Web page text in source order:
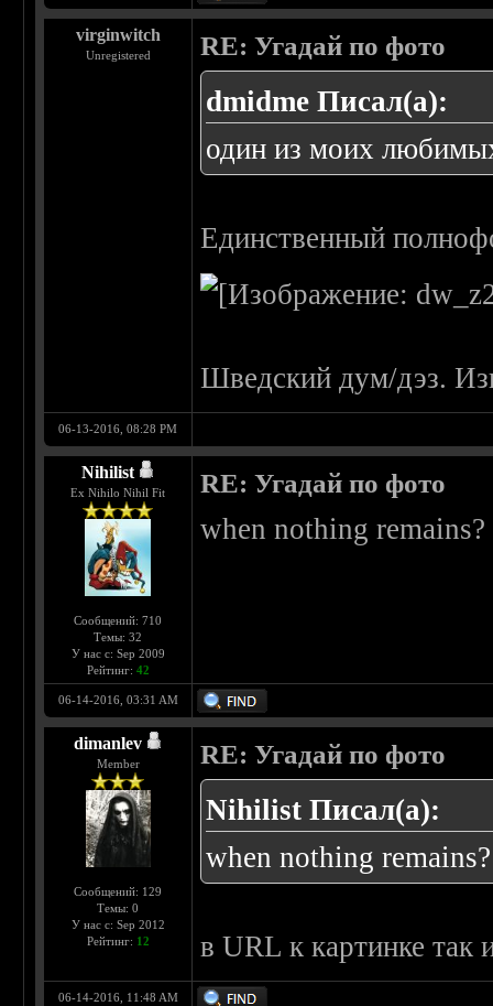
virginwitch
Unregistered RE: Угадай по фото
dmidme Писал(а):
один из моих
Единственный
Шведский дум/дэз.
06-13-2016, 08:28 PM
Nihilist
Ex Nihilo Nihil Fit
Сообщений: 710
Темы: 32
У нас с: Sep 2009
Рейтинг: 42
RE: Угадай по фото
when nothing
06-14-2016, 03:31 AM
dimanlev
Member
Сообщений: 129
Темы: 0
У нас с: Sep 2012
Рейтинг: 12
RE: Угадай по фото
Nihilist Писал(а):
when nothing
в URL к картинке так
06-14-2016, 11:48 AM